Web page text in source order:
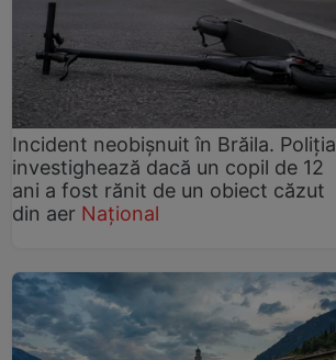
Incident neobișnuit în Brăila. Poliția
investighează dacă un copil de 12
ani a fost rănit de un obiect căzut
din aer Național